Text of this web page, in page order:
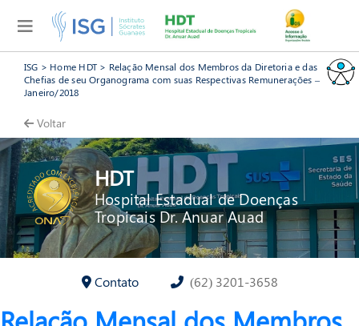
ISG > Home HDT> Relação Mensal dos Membros da Diretoria e das
Chefias de seu Organograma com suas Respectivas Remunerações –
Janeiro/2018
Voltar
HDT
Hospital Estadual de Doenças
Tropicais Dr. Anuar Auad
Contato (62) 3201-3658